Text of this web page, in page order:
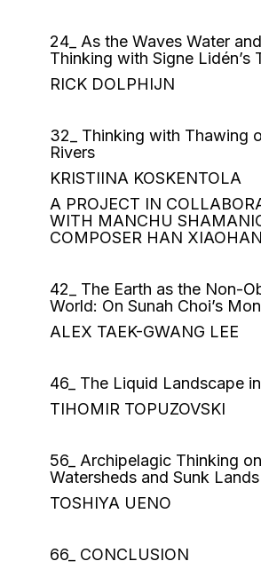
24_ As the Waves Water
Thinking with Signe Lidén’s
RICK DOLPHIJN
32_ Thinking with Thawing
Rivers
KRISTIINA KOSKENTOLA
A PROJECT IN
WITH MANCHU
COMPOSER HAN XIAOHAN
42_ The Earth as the Non-
World: On Sunah Choi’s
ALEX TAEK-GWANG LEE
46_ The Liquid Landscape
TIHOMIR TOPUZOVSKI
56_ Archipelagic Thinking
Watersheds and Sunk Lands
TOSHIYA UENO
66_ CONCLUSION